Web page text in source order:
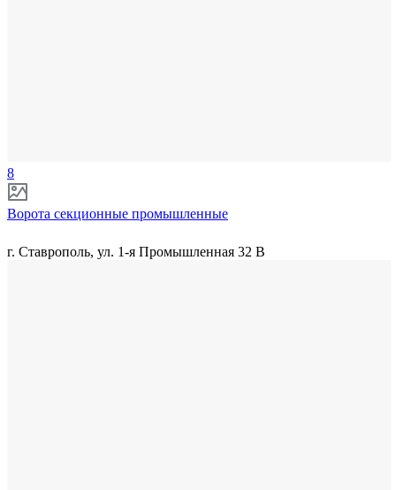
8
Ворота секционные промышленные
г. Ставрополь, ул. 1-я Промышленная 32 В